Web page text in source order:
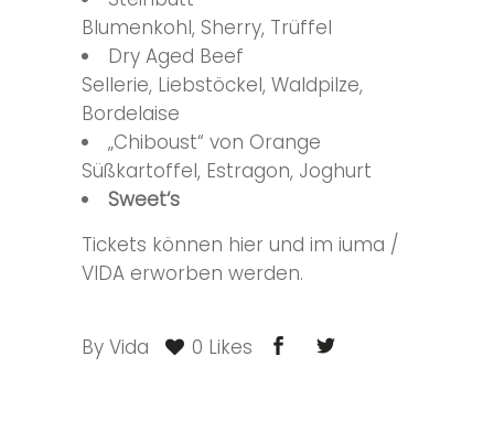
Blumenkohl, Sherry, Trüffel
Dry Aged Beef
Sellerie, Liebstöckel, Waldpilze,
Bordelaise
„Chiboust“ von Orange
Süßkartoffel, Estragon, Joghurt
Sweet‘s
Tickets können hier und im iuma /
VIDA erworben werden.
By Vida 0 Likes